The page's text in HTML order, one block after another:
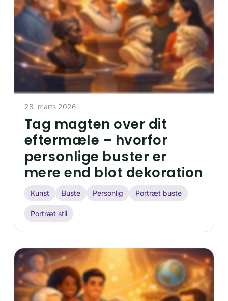
Tag magten over dit
eftermæle – hvorfor
personlige buster er
mere end blot dekoration
Kunst Buste Personlig Portræt buste
Portræt stil
28. marts 2026